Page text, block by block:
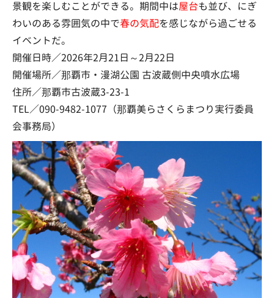
景観を楽しむことができる。期間中は屋台も並び、にぎ
わいのある雰囲気の中で春の気配を感じながら過ごせる
イベントだ。
開催日時／2026年2月21日～2月22日
開催場所／那覇市・漫湖公園 古波蔵側中央噴水広場
住所／那覇市古波蔵3-23-1
TEL／090-9482-1077（那覇美らさくらまつり実行委員
会事務局）